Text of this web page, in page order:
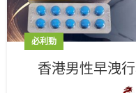
必利勁
香港男性早洩